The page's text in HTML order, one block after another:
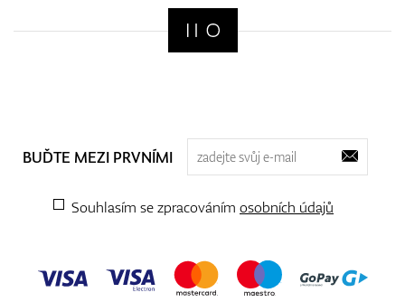
BUĎTE MEZI PRVNÍMI
Souhlasím se zpracováním osobních údajů